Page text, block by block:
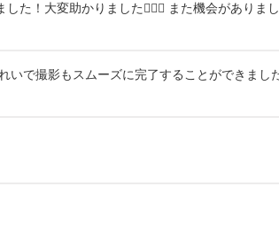
た！大変助かりました🙇🏻‍♂️ また機会がありま
いで撮影もスムーズに完了することができまし